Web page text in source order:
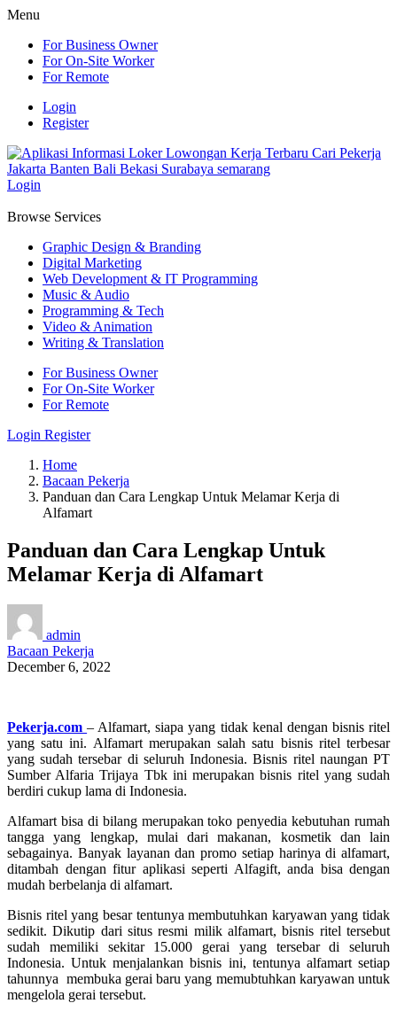
Menu
For Business Owner
For On-Site Worker
For Remote
Login
Register
Login
Browse Services
Graphic Design & Branding
Digital Marketing
Web Development & IT Programming
Music & Audio
Programming & Tech
Video & Animation
Writing & Translation
For Business Owner
For On-Site Worker
For Remote
Login Register
Home
Bacaan Pekerja
Panduan dan Cara Lengkap Untuk Melamar Kerja di
Alfamart
Panduan dan Cara Lengkap Untuk
Melamar Kerja di Alfamart
admin
Bacaan Pekerja
December 6, 2022
Pekerja.com– Alfamart, siapa yang tidak kenal dengan bisnis ritel
yang satu ini. Alfamart merupakan salah satu bisnis ritel terbesar
yang sudah tersebar di seluruh Indonesia. Bisnis ritel naungan PT
Sumber Alfaria Trijaya Tbk ini merupakan bisnis ritel yang sudah
berdiri cukup lama di Indonesia.
Alfamart bisa di bilang merupakan toko penyedia kebutuhan rumah
tangga yang lengkap, mulai dari makanan, kosmetik dan lain
sebagainya. Banyak layanan dan promo setiap harinya di alfamart,
ditambah dengan fitur aplikasi seperti Alfagift, anda bisa dengan
mudah berbelanja di alfamart.
Bisnis ritel yang besar tentunya membutuhkan karyawan yang tidak
sedikit. Dikutip dari situs resmi milik alfamart, bisnis ritel tersebut
sudah memiliki sekitar 15.000 gerai yang tersebar di seluruh
Indonesia. Untuk menjalankan bisnis ini, tentunya alfamart setiap
tahunnya membuka gerai baru yang memubtuhkan karyawan untuk
mengelola gerai tersebut.